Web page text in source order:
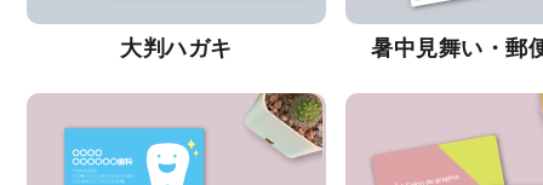
大判ハガキ 暑中見舞い・郵